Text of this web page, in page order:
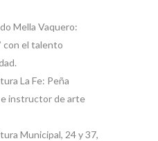
Mella Vaquero:
con el talento
La Fe: Peña
e instructor de arte
Municipal, 24 y 37,